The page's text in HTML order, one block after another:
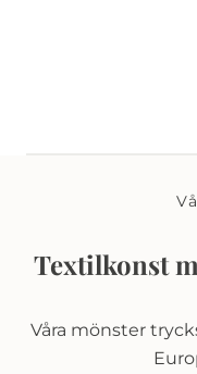
Textilkonst
Våra mönster